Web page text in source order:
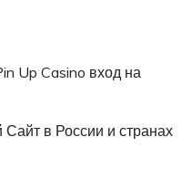
Up Casino вход на
в России и странах